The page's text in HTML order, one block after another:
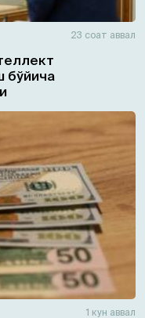
23 соат аввал
бўйича
1 кун аввал